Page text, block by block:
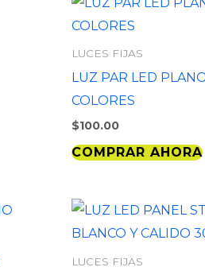
LUCES FIJAS
LUZ PAR LED
COLORES
$100.00
COMPRAR AHORA
LUCES FIJAS